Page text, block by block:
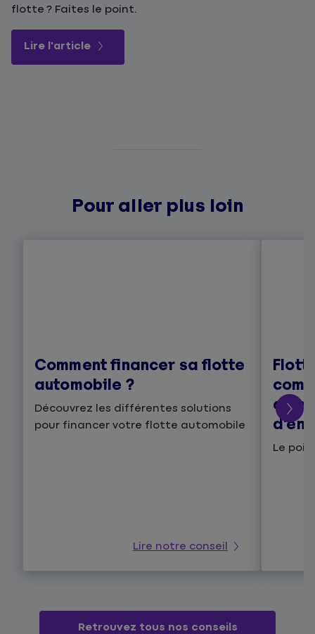
flotte ? Faites le point.
Lire l'article
Pour aller plus loin
Comment financer sa flotte
automobile ?
Découvrez les différentes solutions
pour financer votre flotte automobile
Lire notre conseil
Le
Retrouvez tous nos conseils